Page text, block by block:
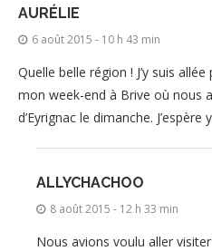
AURÉLIE
6 août 2015 - 10 h 43 min
Quelle belle région ! J’y suis
mon week-end à Brive où nous
d’Eyrignac le dimanche.
ALLYCHACHOO
8 août 2015 - 12 h 33 min
Nous avions voulu aller